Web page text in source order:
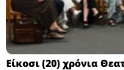
Eίκοσι (20) χρόνια